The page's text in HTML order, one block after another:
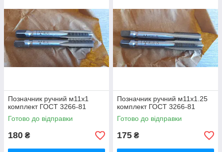
Позначник ручний м11х1
комплект ГОСТ 3266-81
Готово до відправки
180 ₴
Позначник ручний м11х1.25
комплект ГОСТ 3266-81
Готово до відправки
175 ₴